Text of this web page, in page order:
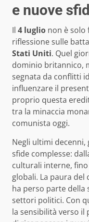
e nuove
Il 4 luglio non è solo
riflessione sulle
Stati Uniti. Quel
dominio britannico,
segnata da conflitti
influenzare il
proprio questa
tra la minaccia
comunista oggi.
Negli ultimi decenni,
sfide complesse:
culturali interne,
globali. La paura
ha perso parte della
settori politici. Con
la sensibilità verso il